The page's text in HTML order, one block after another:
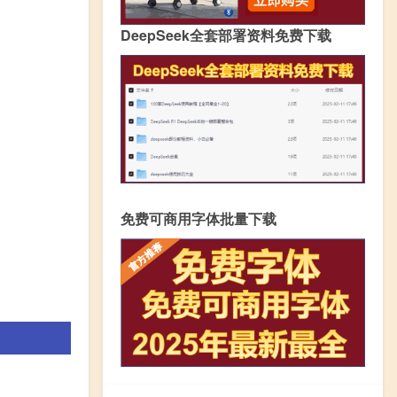
DeepSeek全套部署资料免费下载
免费可商用字体批量下载